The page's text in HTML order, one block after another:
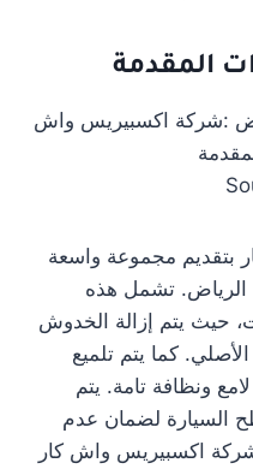
المقدمة
بتقديم مجموعة واسعة
الرياض. تشمل هذه
حيث يتم إزالة الخدوش
كما يتم تلميع
ونظافة تامة. يتم
السيارة لضمان عدم
اكسبيريس واش كار